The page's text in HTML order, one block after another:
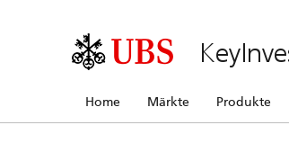
Home Märkte Produkte